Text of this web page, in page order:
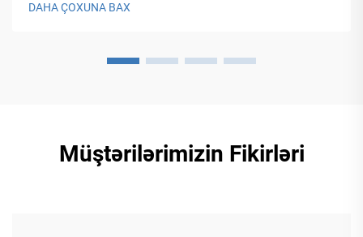
DAHA ÇOXUNA BAX
Müştərilərimizin Fikirləri